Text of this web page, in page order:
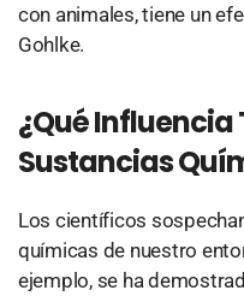
con animales, tiene un
Gohlke.
¿Qué Influencia
Sustancias
Los científicos
químicas de nuestro
ejemplo, se ha